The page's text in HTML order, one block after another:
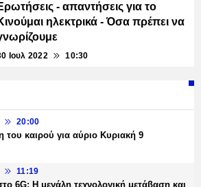
- απαντήσεις για το
ηλεκτρικά - Όσα πρέπει να
Ιουλ 2022 10:30
20:00
καιρού για αύριο Κυριακή 9
11:19
6G: Η μεγάλη τεχνολογική μετάβαση και